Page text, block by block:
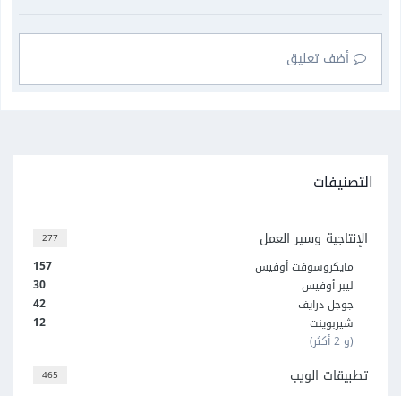
أضف تعليق
التصنيفات
277 الإنتاجية وسير العمل
157
مايكروسوفت أوفيس
30
ليبر أوفيس
42
جوجل درايف
12
شيربوينت
(و 2 أكثر)
465 تطبيقات الويب